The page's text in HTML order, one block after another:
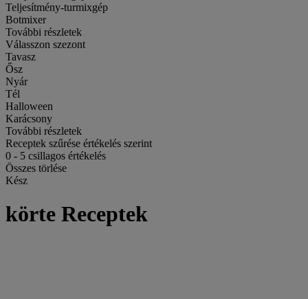
Teljesítmény-turmixgép
Botmixer
További részletek
Válasszon szezont
Tavasz
Ősz
Nyár
Tél
Halloween
Karácsony
További részletek
Receptek szűrése értékelés szerint
0 - 5 csillagos értékelés
Összes törlése
Kész
körte Receptek